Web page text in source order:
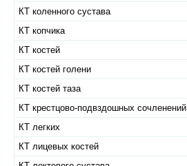
КТ коленного сустава
КТ копчика
КТ костей
КТ костей голени
КТ костей таза
КТ крестцово-подвздошных сочленений
КТ легких
КТ лицевых костей